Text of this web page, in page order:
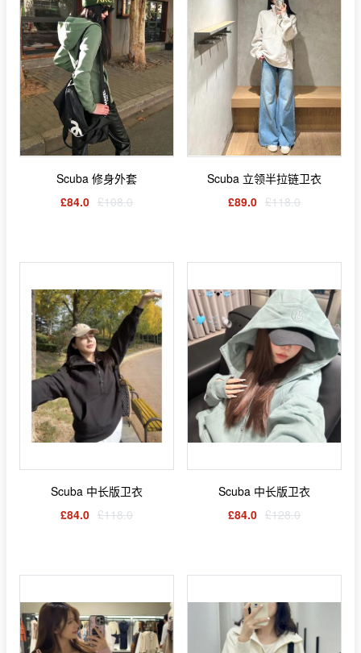
Scuba 修身外套
£84.0 £108.0
Scuba 立领半拉链卫衣
£89.0 £118.0
Scuba 中长版卫衣
£84.0 £118.0
Scuba 中长版卫衣
£84.0 £128.0